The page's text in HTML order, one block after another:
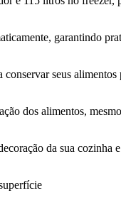
garantindo
seus
dos alimentos,
da sua cozinha